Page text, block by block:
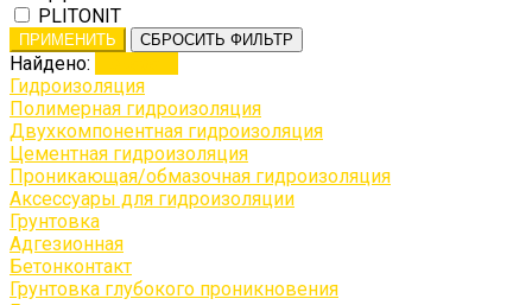
PLITONIT
ПРИМЕНИТЬ СБРОСИТЬ ФИЛЬТР
Найдено:
Гидроизоляция
Полимерная гидроизоляция
Двухкомпонентная гидроизоляция
Цементная гидроизоляция
Проникающая/обмазочная гидроизоляция
Аксессуары для гидроизоляции
Грунтовка
Адгезионная
Бетонконтакт
Грунтовка глубокого проникновения